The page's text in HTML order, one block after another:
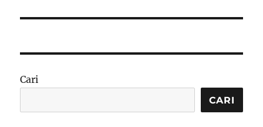
Cari
CARI